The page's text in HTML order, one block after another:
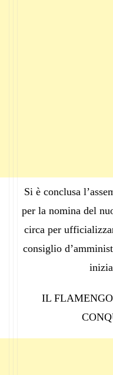
Si è conclusa
per la nomina del
circa per
consiglio
IL